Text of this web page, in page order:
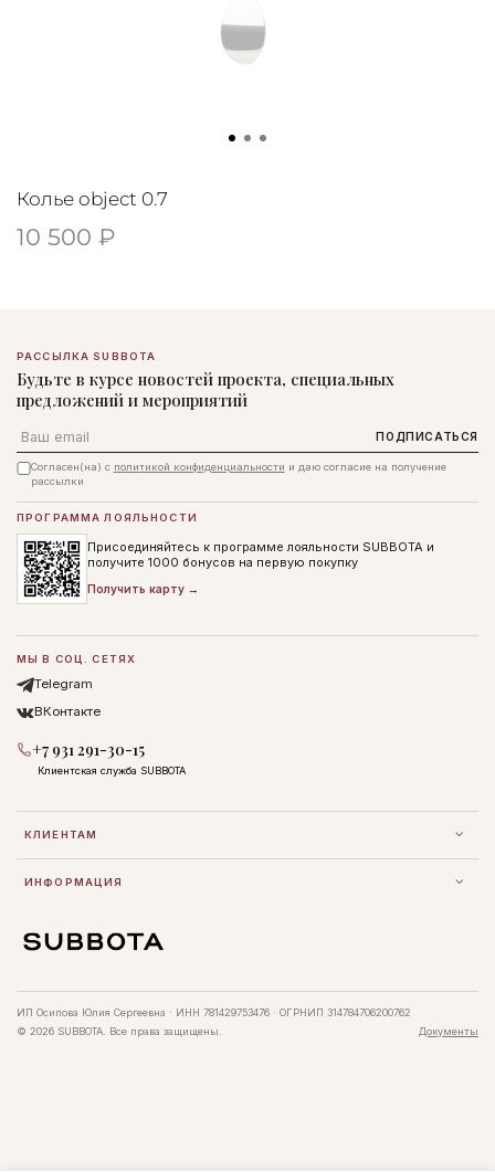
Колье object 0.7
10 500 ₽
РАССЫЛКА SUBBOTA
Будьте в курсе новостей проекта, специальных
предложений и мероприятий
Email ПОДПИСАТЬСЯ
Согласен(на) с политикой конфиденциальности и даю согласие на получение
рассылки
КЛИЕНТАМ
ИНФОРМАЦИЯ
ПРОГРАММА ЛОЯЛЬНОСТИ
Присоединяйтесь к программе лояльности SUBBOTA и
получите 1000 бонусов на первую покупку
Получить карту →
МЫ В СОЦ. СЕТЯХ
Telegram
ВКонтакте
+7 931 291-30-15
Клиентская служба SUBBOTA
ИП Осипова Юлия Сергеевна · ИНН 781429753476 · ОГРНИП 314784706200762
© 2026 SUBBOTA. Все права защищены.
Документы